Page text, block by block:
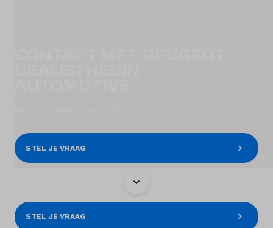
Vergelijken
STEL JE VRAAG
STEL JE VRAAG